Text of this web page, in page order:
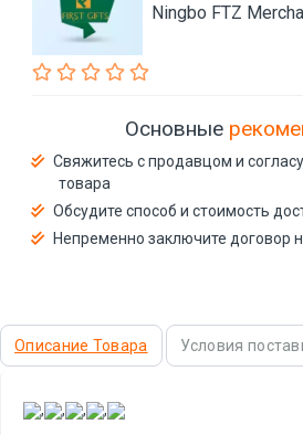
Ningbo FTZ
Основные
Свяжитесь с продавцом и
товара
Обсудите способ и стоимость
Непременно заключите договор
Описание Товара Условия
, , , ,